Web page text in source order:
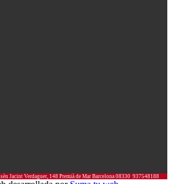
Jacint Verdaguer, 148 Premià de Mar Barcelona 08330 937548188